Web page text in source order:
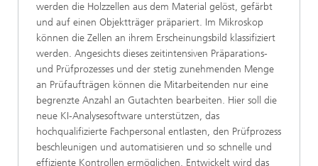
werden die Holzzellen aus dem Material gelöst, gefärbt
und auf einen Objektträger präpariert. Im Mikroskop
können die Zellen an ihrem Erscheinungsbild klassifiziert
werden. Angesichts dieses zeitintensiven Präparations-
und Prüfprozesses und der stetig zunehmenden Menge
an Prüfaufträgen können die Mitarbeitenden nur eine
begrenzte Anzahl an Gutachten bearbeiten. Hier soll die
neue KI-Analysesoftware unterstützen, das
hochqualifizierte Fachpersonal entlasten, den Prüfprozess
beschleunigen und automatisieren und so schnelle und
effiziente Kontrollen ermöglichen. Entwickelt wird das